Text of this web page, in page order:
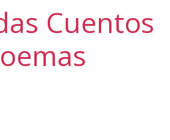
Cuentos